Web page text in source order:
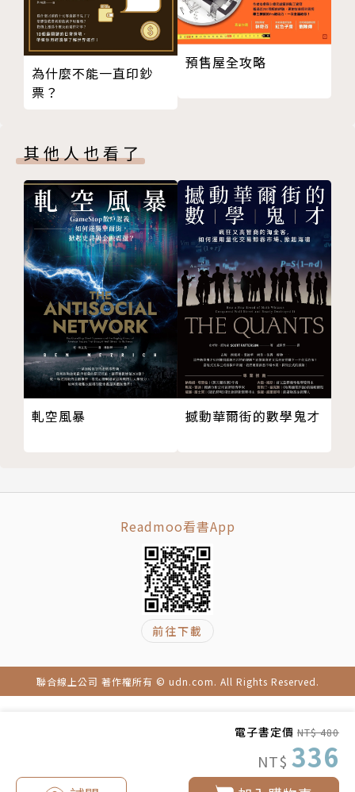
電子書定價 NT$ 480
NT$ 336
第二步：徹底精通推理與判斷的能力
處理問題的第一步就是負起全責，使用投資時間報酬率
（ITR）公式，解出獨立問題「X」的值，以便利用所
有資源來做出最佳決策。
學會分辨最適合的事業夥伴與顧問，美國黑手黨就曾因
為對一位FBI臥底探員深信不疑，終致212位黑手黨成
員被逮捕。打造「黃金手銬」來改善員工留任率，在組
織內建立多層次誘因，激勵團隊發揮極致能力。
第四步：徹底掌握擴張的策略
兼顧組織的線性成長及指數型成長，例如亞馬遜的Pri
me會員服務能帶來一年119億美元的營收。組織越大
就會越脆弱，因此需提高警戒，英特爾前執行長就說過
他們的特質是「疑神疑鬼」，時時保持對威脅的警覺
性。
第五步：徹底精通如何使用力量
五步，是深思熟慮的策略與快速行動之間完美的交集
雖然有時你會希望設想得遠一點，但太遠的規劃可能導
式，也需要五個步驟。
．「目標」：釐清你真正想要什麼、想成為什麼。
第15章 培養你的力量，保持實戰力
結語 將軍
謝詞
附錄Ａ 什麼事能激發你的動力？
附錄Ｂ 自我認同稽核表
推薦閱讀清單
版權頁
為什麼不能一直印鈔
票？
預售屋全攻略
其他人也看了
軋空風暴 撼動華爾街的數學鬼才
Readmoo看書App
前往下載
聯合線上公司 著作權所有 © udn.com. All Rights Reserved.